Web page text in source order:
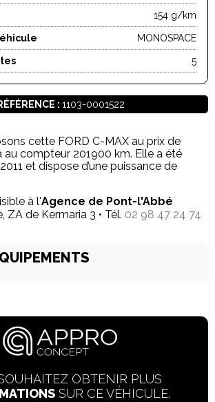
154 g/km
MONOSPACE
5
: 1103-0001522
cette FORD C-MAX au prix de
compteur 201900 km. Elle a été
et dispose d’une puissance de
à l'Agence de Pont-l'Abbé
ZA de Kermaria 3 • Tél. 02 98 47 24 74
OBTENIR PLUS
SUR CE VÉHICULE.